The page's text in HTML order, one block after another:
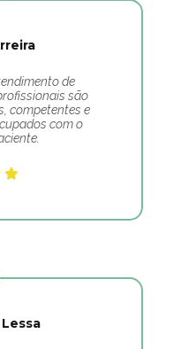
de
são
competentes e
com o